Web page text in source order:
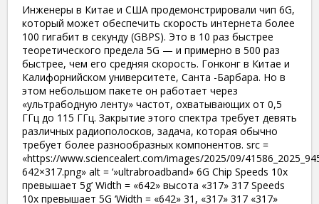
Инженеры в Китае и США продемонстрировали чип 6G,
который может обеспечить скорость интернета более
100 гигабит в секунду (GBPS). Это в 10 раз быстрее
теоретического предела 5G — и примерно в 500 раз
быстрее, чем его средняя скорость. Гонконг в Китае и
Калифорнийском университете, Санта -Барбара. Но в
этом небольшом пакете он работает через
«ультрабодную ленту» частот, охватывающих от 0,5
ГГц до 115 ГГц. Закрытие этого спектра требует девять
различных радиополосков, задача, которая обычно
требует более разнообразных компонентов. src =
«https://www.sciencealert.com/images/2025/09/
642×317.png» alt = ‘»ultrabroadband» 6G Chip Speeds 10x
превышает 5g’ Width = «642» высота «317» 317 Speeds
10x превышает 5G ‘Width = «642» 31, «317» 317 «317»